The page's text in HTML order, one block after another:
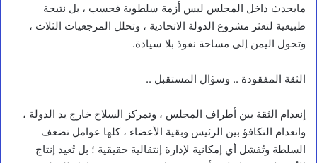
مايحدث داخل المجلس ليس أزمة سلطوية فحسب ، بل نتيجة
طبيعية لتعثر مشروع الدولة الاتحادية ، وتحلل المرجعيات الثلاث ،
وتحول اليمن إلى مساحة نفوذ بلا سيادة.
الثقة المفقودة .. وسؤال المستقبل ..
إنعدام الثقة بين أطراف المجلس ، وتمركز السلاح خارج يد الدولة ،
وانعدام التكافؤ بين الرئيس وبقية الأعضاء ، كلها عوامل تضعف
السلطة وتُفشل أي إمكانية لإدارة إنتقالية حقيقية ؛ بل تُعيد إنتاج